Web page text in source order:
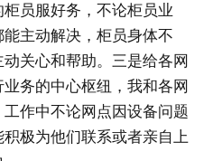
员服好务，不论柜员业
主动解决，柜员身体不
关心和帮助。三是给各网
务的中心枢纽，我和各网
作中不论网点因设备问题
极为他们联系或者亲自上